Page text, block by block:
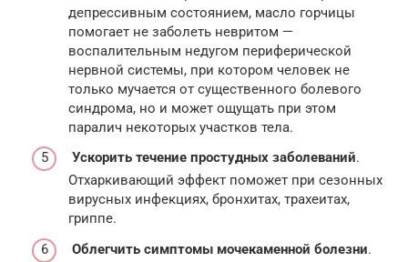
депрессивным состоянием, масло горчицы
помогает не заболеть невритом —
воспалительным недугом периферической
нервной системы, при котором человек не
только мучается от существенного болевого
синдрома, но и может ощущать при этом
паралич некоторых участков тела.
Ускорить течение простудных заболеваний.
Отхаркивающий эффект поможет при сезонных
вирусных инфекциях, бронхитах, трахеитах,
гриппе.
Облегчить симптомы мочекаменной болезни.